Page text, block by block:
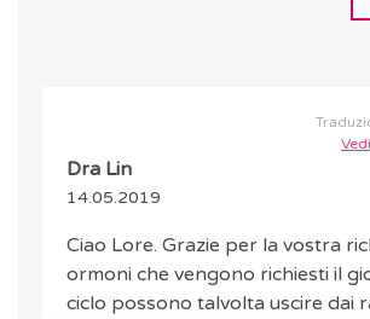
Dra Lin
14.05.2019
Ciao Lore. Grazie per la vostra
ormoni che vengono richiesti il
ciclo possono talvolta uscire dai